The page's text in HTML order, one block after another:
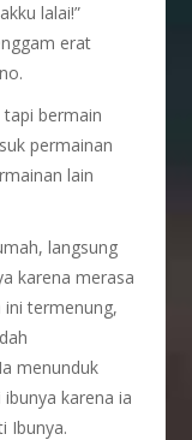
lalai!”
erat
bermain
permainan
lain
langsung
karena merasa
ini termenung,
menunduk
karena ia
Ibunya.